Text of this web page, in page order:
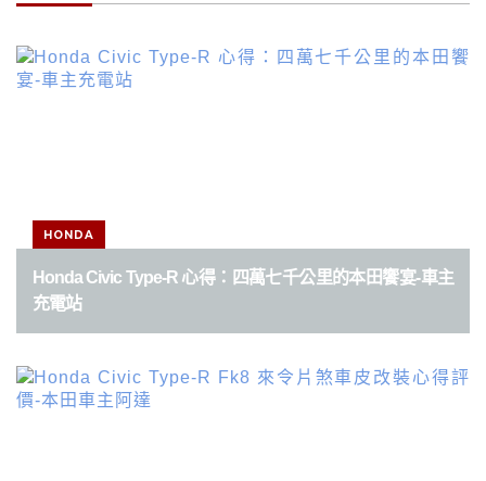
HONDA
Honda Civic Type-R 心得：四萬七千公里的本田饗宴-車主
充電站